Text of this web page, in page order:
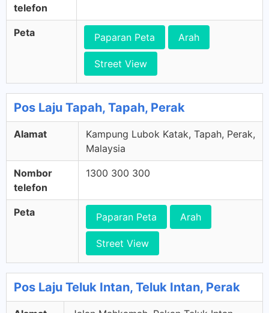
telefon
Peta Paparan Peta Arah
Street View
Pos Laju Tapah, Tapah, Perak
Alamat
Kampung Lubok Katak, Tapah, Perak,
Malaysia
Nombor
telefon
1300 300 300
Peta Paparan Peta Arah
Street View
Pos Laju Teluk Intan, Teluk Intan, Perak